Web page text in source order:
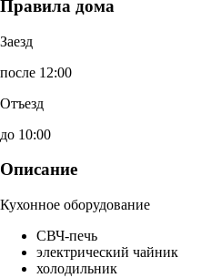
Правила дома
Заезд
после 12:00
Отъезд
до 10:00
Описание
Кухонное оборудование
СВЧ-печь
электрический чайник
холодильник